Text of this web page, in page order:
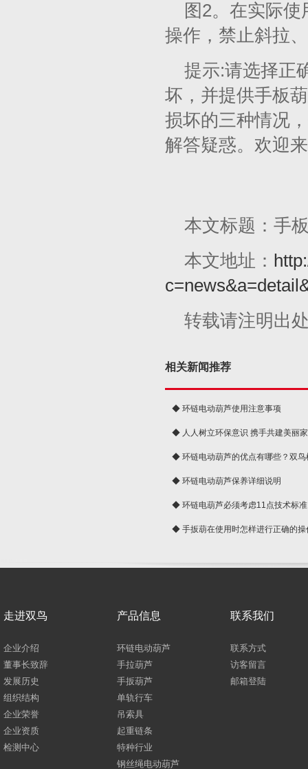
图2。在实际
操作，禁止斜拉
提示:请选择正
坏，并提供手板
损坏的三种情况
解答疑惑。欢迎
本文标题：手
本文地址：
转载请注明出
相关新闻推荐
◆ 环链电动葫芦使用注意事项
◆ 人人树立环保意识 携手共建美丽
球◆ 环链电动葫芦的优点有哪些？双鸟
◆ 环链电动葫芦保养详细说明
◆ 环链电葫芦必须考虑11点技术标准
◆ 手扳葫在使用时怎样进行正确的操
走进双鸟
企业介绍
董事长致辞
发展历史
组织结构
企业荣誉
企业资质
检测中心
产品信息
环链电动葫芦
手拉葫芦
手扳葫芦
单轨行车
吊索具
起重链条
特种行业
钢丝绳电动葫芦
联系我们
联系方式
访客留言
邮箱登陆